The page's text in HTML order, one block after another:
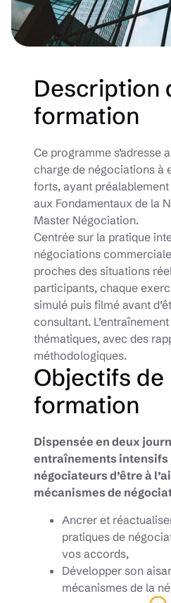
Description
formation
Ce programme s’adresse
charge de négociations à
forts, ayant
aux Fondamentaux de la
Master Négociation.
Centrée sur la pratique
négociations
proches des situations
participants, chaque
simulé puis filmé avant
consultant.
thématiques, avec des
méthodologiques.
Objectifs de
formation
Dispensée en deux
entraînements intensifs
négociateurs d’être à
mécanismes de
Ancrer et
pratiques de
vos accords,
Développer son
mécanismes de la